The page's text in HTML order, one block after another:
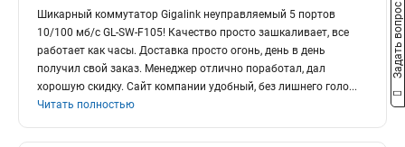
Шикарный коммутатор Gigalink неуправляемый 5 портов
10/100 мб/с GL-SW-F105! Качество просто зашкаливает, все
работает как часы. Доставка просто огонь, день в день
получил свой заказ. Менеджер отлично поработал, дал
хорошую скидку. Сайт компании удобный, без лишнего голо...
Читать полностью
Задать вопрос